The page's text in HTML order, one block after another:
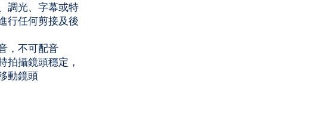
調光、字幕或特
行任何剪接及後
，不可配音
拍攝鏡頭穩定，
動鏡頭